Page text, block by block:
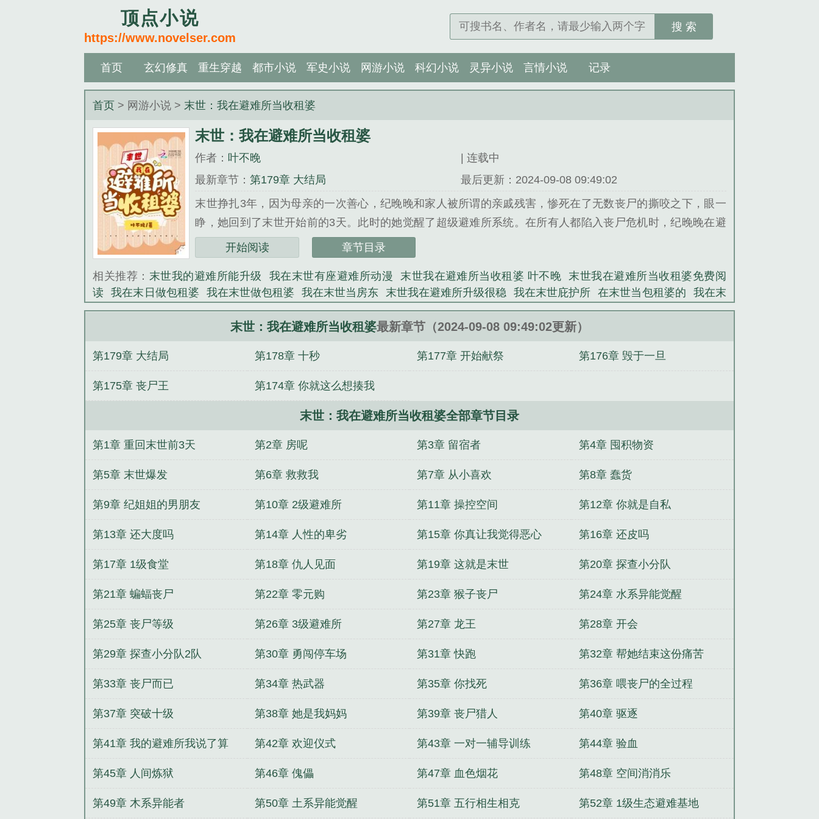
顶点小说
https://www.novelser.com
搜 索
首页 玄幻修真 重生穿越 都市小说 军史小说 网游小说 科幻小说 灵异小说 言情小说 记录
首页 > 网游小说 >末世：我在避难所当收租婆
末世：我在避难所当收租婆
作者： 叶不晚
| 连载中
最新章节：第179章 大结局
最后更新：2024-09-08 09:49:02
末世挣扎3年，因为母亲的一次善心，纪晚晚和家人被所谓的亲戚残害，惨死在了无数丧尸的撕咬之下，眼一
睁，她回到了末世开始前的3天。此时的她觉醒了超级避难所系统。在所有人都陷入丧尸危机时，纪晚晚在避
难所里躺平收租招小弟…仇人上门，心软的家人再一次用道德绑架她，让她收留那些亲戚时，纪晚晚表示我们
不熟，别乱攀关系！想住宿？可以！想吃饭？可以！想白嫖？不行！！！什么？还想闹事？那就让小弟们把闹
事的都扔出去，给避难所外的丧尸来份人肉大礼包！这一次，纪晚晚表示她命里缺德，所以谁也别想道德绑架
她！她的避难所，她说了算！可是等等，这些小弟怎么有些不对劲？满级水系异能大佬玩水吗？扛着水枪滋丧
木系异能大佬喜欢兰花？行，我让外面的丧尸脑袋上都长满兰花！满级火系异能大佬想看焰火吗？我把外面的
丧尸全炸了给你看！满级土系异能大佬丧尸太丑辣眼睛？埋，都埋！埋土里就看不到了！满级全系异能大佬都
《末世：我在避难所当收租婆》是叶不晚精心创作的网游小说类小说。
开始阅读 章节目录
相关推荐： 末世我的避难所能升级 我在末世有座避难所动漫 末世我在避难所当收租婆 叶不晚
末世我在避难所当收租婆免费阅
读
我在末日做包租婆 我在末世做包租婆 我在末世当房东 末世我在避难所升级很稳 我在末世庇护所 在末世当包租婆的
我在末
世收房租 末世之我在避难所修仙 我在末日避难所 在末世建避难所 末世我有避难所 末世 我的避难所里的美女 末世我在避难所
末世我的避难所能无限升级 我在末世有座避难所 在末世建避难所基建 末世避难所
当包租婆 末世我在避难所当收租婆全文免费阅读 末世我在避难所修仙 我在末世有个避难所漫画
我在末世有个避难所刘峰漫画
谁还有空谈恋爱
枭宠成瘾：病娇少帅的娇妻是大佬 下山后，我天下无敌
带着空间商城去古代，家人靠我吃香喝辣 让我伺候外室？主母逼疯渣男全家！
重生之全球首富（重生之财源滚滚） 姨娘娇贵 长缨出，满城惊，嫡女重生势夺天下
吗？
穿越古今做倒爷 无人区玫瑰
末世：我在避难所当收租婆最新章节（2024-09-08 09:49:02更新）
第179章 大结局 第178章 十秒 第177章 开始献祭 第176章 毁于一旦
第175章 丧尸王 第174章 你就这么想揍我
末世：我在避难所当收租婆全部章节目录
第1章 重回末世前3天 第2章 房呢 第3章 留宿者 第4章 囤积物资
第5章 末世爆发 第6章 救救我 第7章 从小喜欢 第8章 蠢货
第9章 纪姐姐的男朋友 第10章 2级避难所 第11章 操控空间 第12章 你就是自私
第13章 还大度吗 第14章 人性的卑劣 第15章 你真让我觉得恶心 第16章 还皮吗
第17章 1级食堂 第18章 仇人见面 第19章 这就是末世 第20章 探查小分队
第21章 蝙蝠丧尸 第22章 零元购 第23章 猴子丧尸 第24章 水系异能觉醒
第25章 丧尸等级 第26章 3级避难所 第27章 龙王 第28章 开会
第29章 探查小分队2队 第30章 勇闯停车场 第31章 快跑 第32章 帮她结束这份痛苦
第33章 丧尸而已 第34章 热武器 第35章 你找死 第36章 喂丧尸的全过程
第37章 突破十级 第38章 她是我妈妈 第39章 丧尸猎人 第40章 驱逐
第41章 我的避难所我说了算 第42章 欢迎仪式 第43章 一对一辅导训练 第44章 验血
第45章 人间炼狱 第46章 傀儡 第47章 血色烟花 第48章 空间消消乐
第49章 木系异能者 第50章 土系异能觉醒 第51章 五行相生相克 第52章 1级生态避难基地